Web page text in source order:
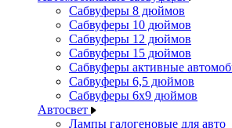
Сабвуферы 8 дюймов
Сабвуферы 10 дюймов
Сабвуферы 12 дюймов
Сабвуферы 15 дюймов
Сабвуферы активные
Сабвуферы 6,5 дюймов
Сабвуферы 6x9 дюймов
Автосвет
Лампы галогеновые для авто